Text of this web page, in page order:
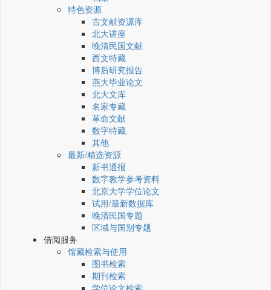
特色资源
古文献资源库
北大讲座
晚清民国文献
西文特藏
博后研究报告
燕大毕业论文
北大文库
名家专藏
革命文献
数字特藏
其他
最新/精选资源
新书通报
数字教学参考资料
北京大学学位论文
试用/最新数据库
晚清民国专题
区域与国别专题
借阅服务
馆藏检索与使用
图书检索
期刊检索